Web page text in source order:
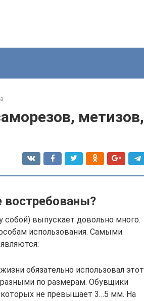
метизов,
востребованы?
выпускает довольно много.
использования. Самыми
обязательно использовал этот
по размерам. Обувщики
не превышает 3…5 мм. На